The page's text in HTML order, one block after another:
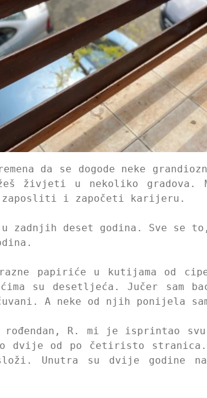
da se dogode neke
živjeti u nekoliko gradova.
zaposliti i započeti karijeru.
u zadnjih deset godina. Sve se
papiriće u kutijama od
su desetljeća. Jučer sam
A neke od njih ponijela
rođendan, R. mi je isprintao
dvije od po četiristo stranica.
Unutra su dvije godine